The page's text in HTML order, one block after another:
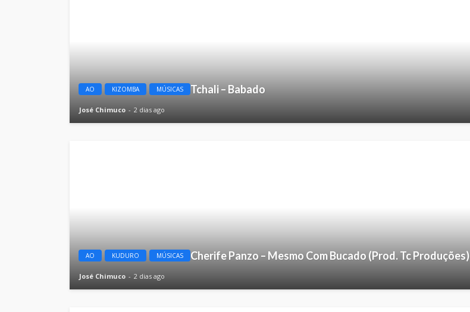
AO KIZOMBA MÚSICAS Tchali – Babado
José Chimuco 2 dias ago
AO KUDURO MÚSICAS Cherife Panzo – Mesmo Com Bucado (Prod. Tc Produções)
José Chimuco 2 dias ago